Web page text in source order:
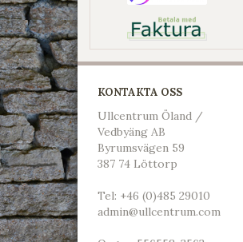
KONTAKTA OSS
Ullcentrum Öland /
Vedbyäng AB
Byrumsvägen 59
387 74 Löttorp
Tel: +46 (0)485 29010
admin@ullcentrum.com